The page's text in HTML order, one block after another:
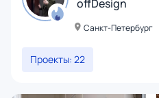
offDesign
Санкт-Петербург
Проекты: 22